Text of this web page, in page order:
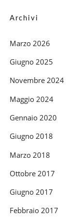
Archivi
Marzo 2026
Giugno 2025
Novembre 2024
Maggio 2024
Gennaio 2020
Giugno 2018
Marzo 2018
Ottobre 2017
Giugno 2017
Febbraio 2017